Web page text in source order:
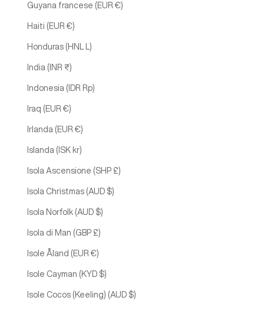
Guyana francese (EUR €)
Haiti (EUR €)
Honduras (HNL L)
India (INR ₹)
Indonesia (IDR Rp)
Iraq (EUR €)
Irlanda (EUR €)
Islanda (ISK kr)
Isola Ascensione (SHP £)
Isola Christmas (AUD $)
Isola Norfolk (AUD $)
Isola di Man (GBP £)
Isole Åland (EUR €)
Isole Cayman (KYD $)
Isole Cocos (Keeling) (AUD $)